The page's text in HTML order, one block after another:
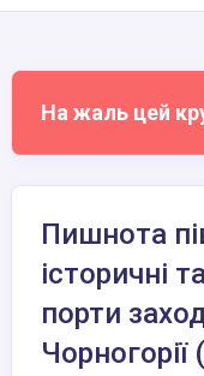
На жаль цей
Пишнота
історичні
порти
Чорногорії